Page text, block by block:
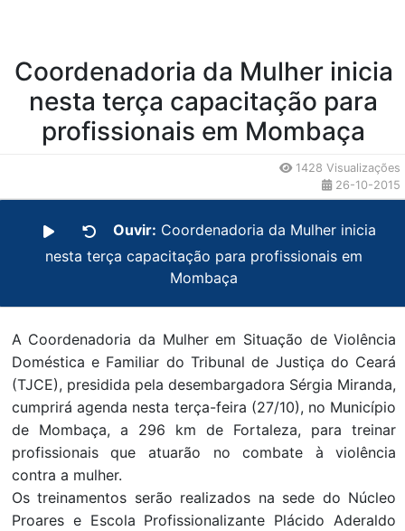
Coordenadoria da Mulher inicia
nesta terça capacitação para
profissionais em Mombaça
1428 Visualizações
26-10-2015
Ouvir: Coordenadoria da Mulher inicia
nesta terça capacitação para profissionais em
Mombaça
A Coordenadoria da Mulher em Situação de Violência
Doméstica e Familiar do Tribunal de Justiça do Ceará
(TJCE), presidida pela desembargadora Sérgia Miranda,
cumprirá agenda nesta terça-feira (27/10), no Município
de Mombaça, a 296 km de Fortaleza, para treinar
profissionais que atuarão no combate à violência
contra a mulher.
Os treinamentos serão realizados na sede do Núcleo
Proares e Escola Profissionalizante Plácido Aderaldo